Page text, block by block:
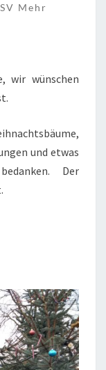
Mehr
wir wünschen
und etwas
Der